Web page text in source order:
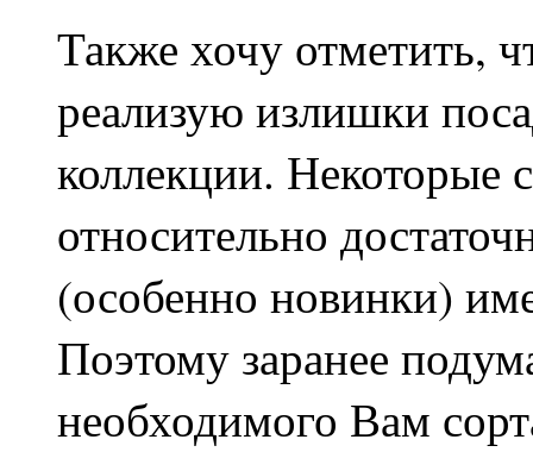
Также хочу отметить,
реализую излишки
коллекции. Некоторые
относительно
(особенно новинки)
Поэтому заранее
необходимого Вам